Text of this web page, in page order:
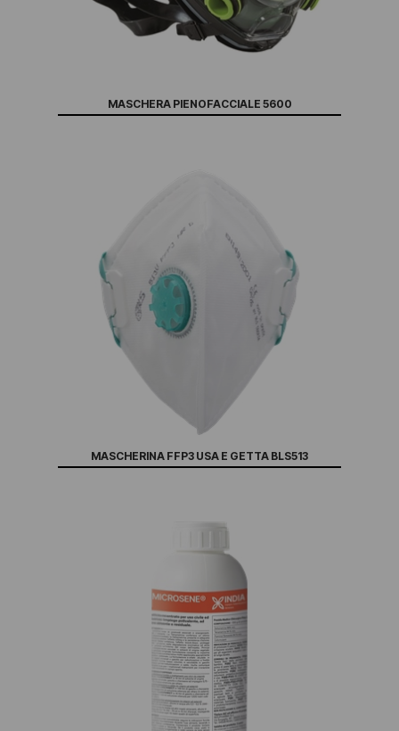
MASCHERA PIENOFACCIALE 5600
MASCHERINA FFP3 USA E GETTA BLS513